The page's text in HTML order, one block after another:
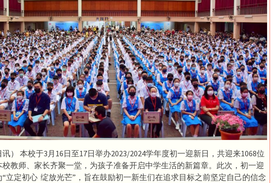
） 本校于3月16日至17日举办2023/2024学年度初一迎新日，共迎来1068位
教师、家长齐聚一堂，为孩子准备开启中学生活的新篇章。此次，初一迎
立定初心  绽放光芒”，旨在鼓励初一新生们在追求目标之前坚定自己的信念